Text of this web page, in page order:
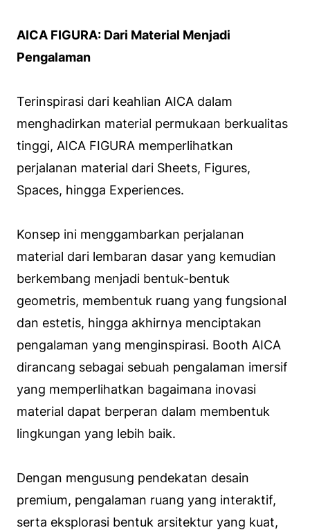
AICA FIGURA: Dari Material Menjadi
Pengalaman
Terinspirasi dari keahlian AICA dalam
menghadirkan material permukaan berkualitas
tinggi, AICA FIGURA memperlihatkan
perjalanan material dari Sheets, Figures,
Spaces, hingga Experiences.
Konsep ini menggambarkan perjalanan
material dari lembaran dasar yang kemudian
berkembang menjadi bentuk-bentuk
geometris, membentuk ruang yang fungsional
dan estetis, hingga akhirnya menciptakan
pengalaman yang menginspirasi. Booth AICA
dirancang sebagai sebuah pengalaman imersif
yang memperlihatkan bagaimana inovasi
material dapat berperan dalam membentuk
lingkungan yang lebih baik.
Dengan mengusung pendekatan desain
premium, pengalaman ruang yang interaktif,
serta eksplorasi bentuk arsitektur yang kuat,